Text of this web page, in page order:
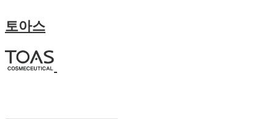
토아스